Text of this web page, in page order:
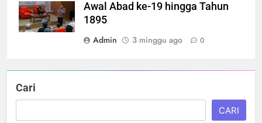
Awal Abad ke-19 hingga Tahun
1895
Admin
3 minggu ago 0
Cari
CARI